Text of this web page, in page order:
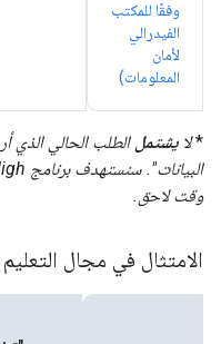
وفقًا للمكتب
الفيدرالي
لأمان
المعلومات)
*لايشتمل
وقت لاحق.
الامتثال في مجال التعليم